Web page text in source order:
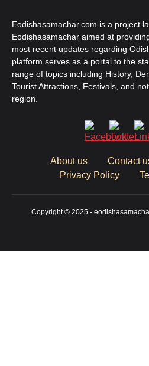
Eodishasamachar.com is a project
Eodishasamachar aimed at
most recent updates regarding
platform serves as a portal to the
range of topics including History,
Tourist Attractions, Festivals, and
region.
About us Contact
Privacy Policy
Copyright © 2025 -